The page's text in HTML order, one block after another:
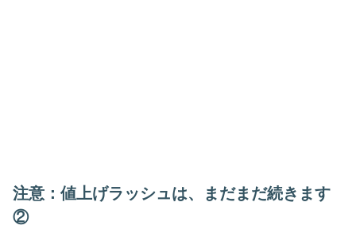
注意：値上げラッシュは、まだまだ続きます
②